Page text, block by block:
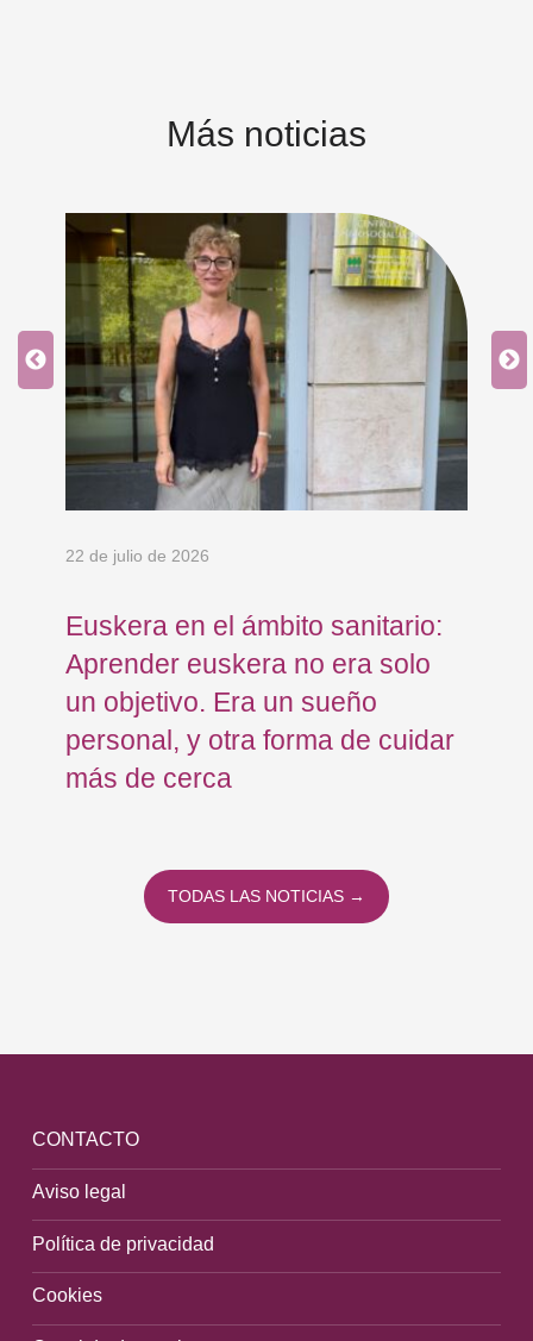
Más noticias
22 de julio de 2026
Euskera en el ámbito sanitario:
Aprender euskera no era solo
un objetivo. Era un sueño
personal, y otra forma de cuidar
más de cerca
TODAS LAS NOTICIAS →
CONTACTO
Aviso legal
Política de privacidad
Cookies